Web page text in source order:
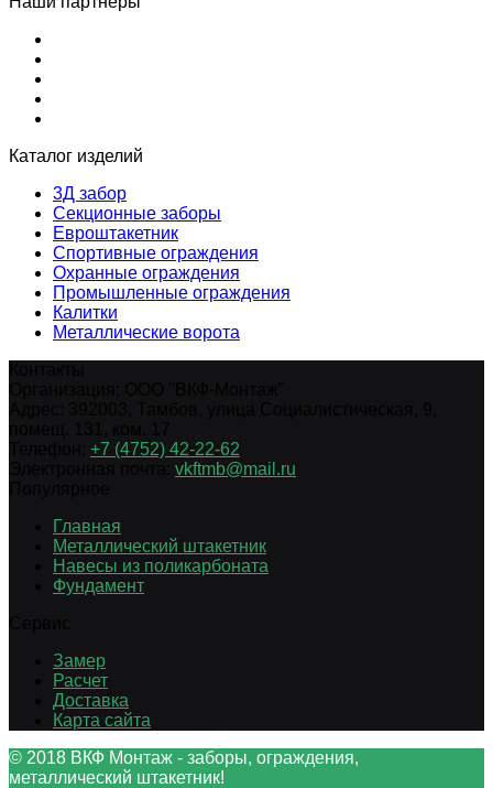
Каталог изделий
3Д забор
Секционные заборы
Евроштакетник
Спортивные ограждения
Охранные ограждения
Промышленные ограждения
Калитки
Металлические ворота
+7 (4752) 42-22-62
vkftmb@mail.ru
Главная
Металлический штакетник
Навесы из поликарбоната
Фундамент
Замер
Расчет
Доставка
Карта сайта
© 2018 ВКФ Монтаж - заборы, ограждения,
металлический штакетник!